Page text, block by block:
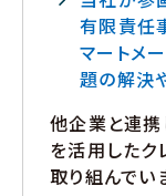
有限責任
マートメ
題の解決
他企業と連
を活用したク
取り組んでい